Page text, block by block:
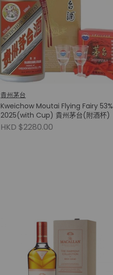
貴州茅台
Kweichow Moutai Flying Fairy 53%
2025(with Cup) 貴州茅台(附酒杯)
HKD $2280.00